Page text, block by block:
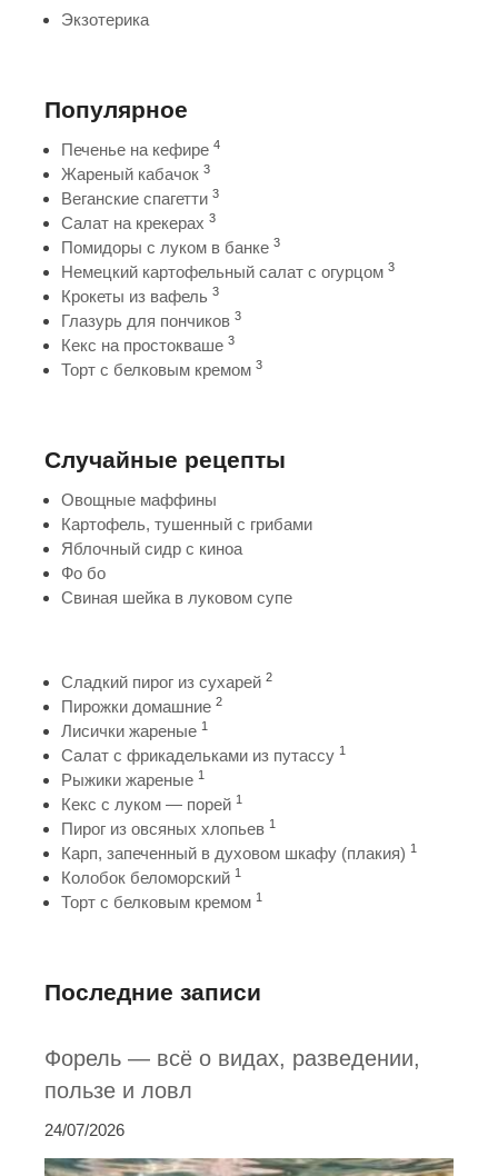
Экзотерика
Популярное
Печенье на кефире 4
Жареный кабачок 3
Веганские спагетти 3
Салат на крекерах 3
Помидоры с луком в банке 3
Немецкий картофельный салат с огурцом 3
Крокеты из вафель 3
Глазурь для пончиков 3
Кекс на простокваше 3
Торт с белковым кремом 3
Случайные рецепты
Овощные маффины
Картофель, тушенный с грибами
Яблочный сидр с киноа
Фо бо
Свиная шейка в луковом супе
Сладкий пирог из сухарей 2
Пирожки домашние 2
Лисички жареные 1
Салат с фрикадельками из путассу 1
Рыжики жареные 1
Кекс с луком — порей 1
Пирог из овсяных хлопьев 1
Карп, запеченный в духовом шкафу (плакия) 1
Колобок беломорский 1
Торт с белковым кремом 1
Последние записи
Форель — всё о видах, разведении,
пользе и ловл
24/07/2026